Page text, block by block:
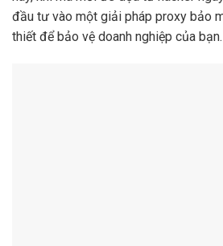
đầu tư vào một giải pháp proxy bảo
thiết để bảo vệ doanh nghiệp của bạn.